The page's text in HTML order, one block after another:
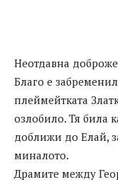
Неотдавна
Благо е
плеймейтката
озлобило. Тя била
доближи до Елай,
миналото.
Драмите между